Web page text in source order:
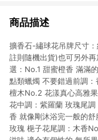
商品描述
擴香石-繡球花吊牌尺寸
註則隨機出貨)也可另外
選：No.1 甜蜜橙香 滿滿
點類蠟燭 不要錯過前調
檀木No.2 花漾真心高雅
花中調：紫羅蘭 玫瑰尾
香 就像剛沐浴完一般的
玫瑰 梔子花尾調：木香